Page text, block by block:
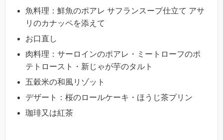
魚料理：鮮魚のポアレ サフランスープ仕立て アサ
リのカナッペを添えて
お口直し
肉料理：サーロインのポアレ・ミートローフのポ
テトロースト・新じゃが芋のタルト
五穀米の和風リゾット
デザート：桜のロールケーキ・ほうじ茶プリン
珈琲又は紅茶